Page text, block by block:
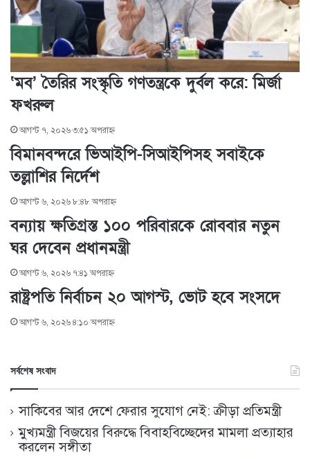
‘মব’ তৈরির সংস্কৃতি গণতন্ত্রকে দুর্বল করে: মির্জা
ফখরুল
আগস্ট ৭, ২০২৬ ৩:৫১ অপরাহ্ণ
বিমানবন্দরে ভিআইপি-সিআইপিসহ সবাইকে
তল্লাশির নির্দেশ
আগস্ট ৬, ২০২৬ ৮:৪৮ অপরাহ্ণ
বন্যায় ক্ষতিগ্রস্ত ১০০ পরিবারকে রোববার নতুন
ঘর দেবেন প্রধানমন্ত্রী
আগস্ট ৬, ২০২৬ ৭:৪১ অপরাহ্ণ
রাষ্ট্রপতি নির্বাচন ২০ আগস্ট, ভোট হবে সংসদে
আগস্ট ৬, ২০২৬ ৪:১০ অপরাহ্ণ
সর্বশেষ সংবাদ
সাকিবের আর দেশে ফেরার সুযোগ নেই: ক্রীড়া প্রতিমন্ত্রী
মুখ্যমন্ত্রী বিজয়ের বিরুদ্ধে বিবাহবিচ্ছেদের মামলা প্রত্যাহার
করলেন সঙ্গীতা